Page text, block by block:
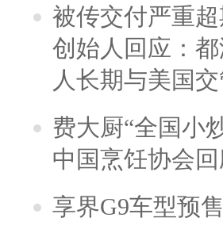
被传交付严重
创始人回应：
人长期与美国
费大厨“全国小
中国烹饪协会回
享界G9车型预